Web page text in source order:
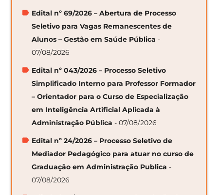
Edital nº 69/2026 – Abertura de Processo
Seletivo para Vagas Remanescentes de
Alunos – Gestão em Saúde Pública -
07/08/2026
Edital nº 043/2026 – Processo Seletivo
Simplificado Interno para Professor Formador
– Orientador para o Curso de Especialização
em Inteligência Artificial Aplicada à
Administração Pública - 07/08/2026
Edital nº 24/2026 – Processo Seletivo de
Mediador Pedagógico para atuar no curso de
Graduação em Administração Publica -
07/08/2026